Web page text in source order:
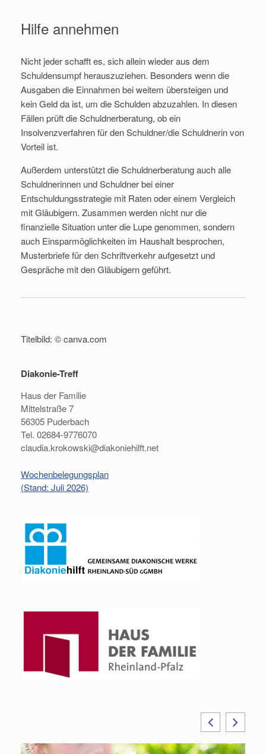
Hilfe annehmen
Nicht jeder schafft es, sich allein wieder aus dem
Schuldensumpf herauszuziehen. Besonders wenn die
Ausgaben die Einnahmen bei weitem übersteigen und
kein Geld da ist, um die Schulden abzuzahlen. In diesen
Fällen prüft die Schuldnerberatung, ob ein
Insolvenzverfahren für den Schuldner/die Schuldnerin von
Vorteil ist.
Außerdem unterstützt die Schuldnerberatung auch alle
Schuldnerinnen und Schuldner bei einer
Entschuldungsstrategie mit Raten oder einem Vergleich
mit Gläubigern. Zusammen werden nicht nur die
finanzielle Situation unter die Lupe genommen, sondern
auch Einsparmöglichkeiten im Haushalt besprochen,
Musterbriefe für den Schriftverkehr aufgesetzt und
Gespräche mit den Gläubigern geführt.
Titelbild: © canva.com
Diakonie-Treff
Haus der Familie
Mittelstraße 7
56305 Puderbach
Tel. 02684-9776070
claudia.krokowski@diakoniehilft.net
Wochenbelegungsplan
(Stand: Juli 2026)